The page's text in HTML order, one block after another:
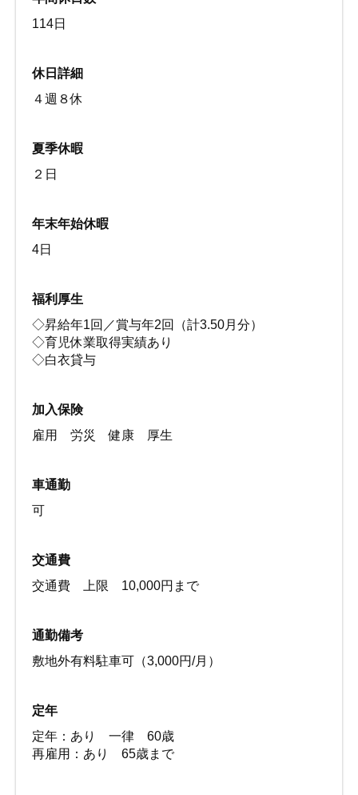
114日
休日詳細
４週８休
夏季休暇
２日
年末年始休暇
4日
福利厚生
◇昇給年1回／賞与年2回（計3.50月分）
◇育児休業取得実績あり
◇白衣貸与
加入保険
雇用 労災 健康 厚生
車通勤
可
交通費
交通費 上限 10,000円まで
通勤備考
敷地外有料駐車可（3,000円/月）
定年
定年：あり 一律 60歳
再雇用：あり 65歳まで